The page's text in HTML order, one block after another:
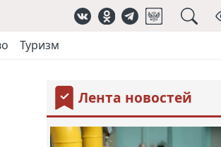
Туризм
Лента новостей